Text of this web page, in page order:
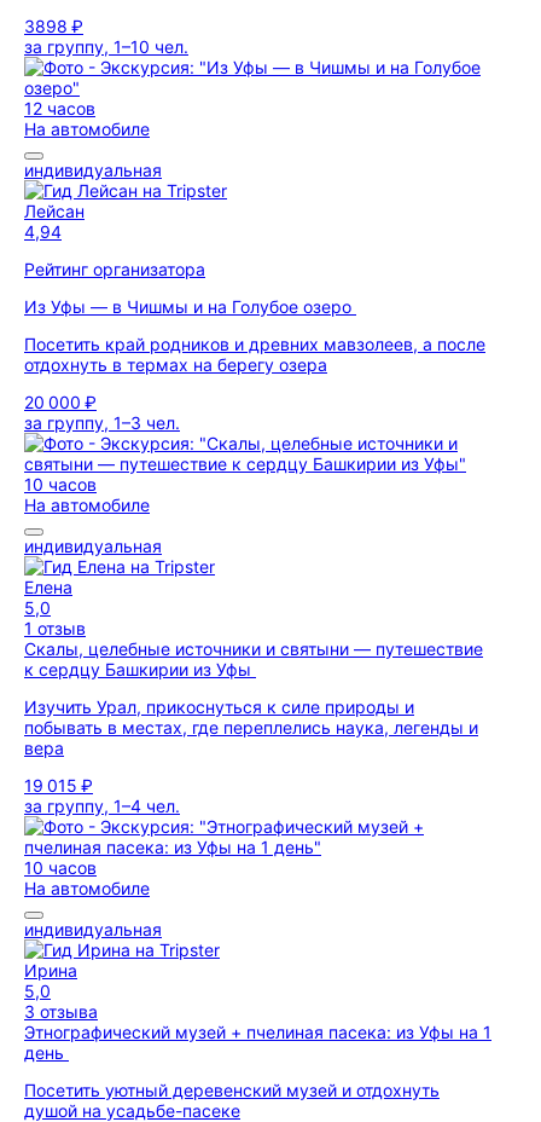
3898 ₽
за группу, 1–10 чел.
12 часов
На автомобиле
индивидуальная
Лейсан
4,94
Рейтинг организатора
Из Уфы — в Чишмы и на Голубое озеро
Посетить край родников и древних мавзолеев, а после
отдохнуть в термах на берегу озера
20 000 ₽
за группу, 1–3 чел.
10 часов
На автомобиле
индивидуальная
Елена
5,0
1 отзыв
Скалы, целебные источники и святыни — путешествие
к сердцу Башкирии из Уфы
Изучить Урал, прикоснуться к силе природы и
побывать в местах, где переплелись наука, легенды и
вера
19 015 ₽
за группу, 1–4 чел.
10 часов
На автомобиле
индивидуальная
Ирина
5,0
3 отзыва
Этнографический музей + пчелиная пасека: из Уфы на 1
день
Посетить уютный деревенский музей и отдохнуть
душой на усадьбе-пасеке